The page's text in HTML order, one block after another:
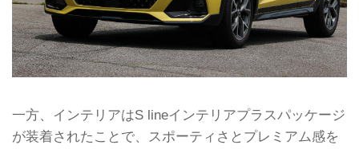
一方、インテリアはS lineインテリアプラスパッケージ
が装着されたことで、スポーティさとプレミアム感を